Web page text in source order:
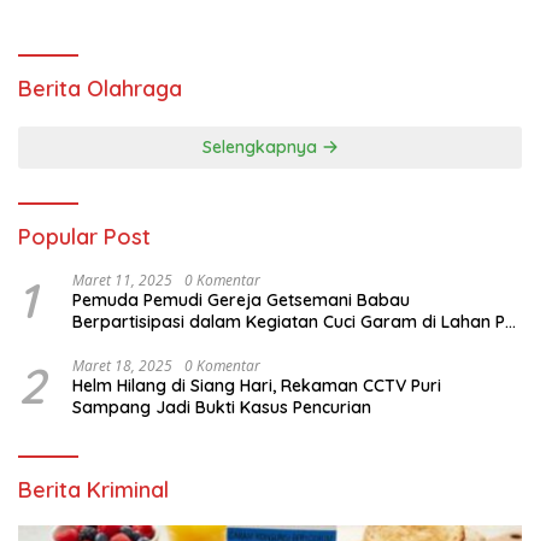
Berita Olahraga
Selengkapnya
Popular Post
1 Maret 11, 2025 0 Komentar
Pemuda Pemudi Gereja Getsemani Babau
Berpartisipasi dalam Kegiatan Cuci Garam di Lahan PT.
Kegiatan Paskah
2 Maret 18, 2025 0 Komentar
Helm Hilang di Siang Hari, Rekaman CCTV Puri
Sampang Jadi Bukti Kasus Pencurian
Berita Kriminal